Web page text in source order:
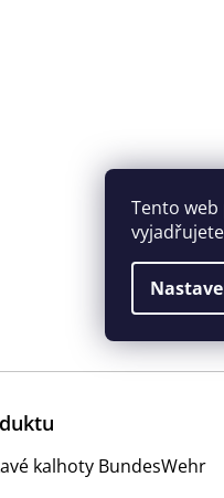
Tento
kalhoty BundesWehr